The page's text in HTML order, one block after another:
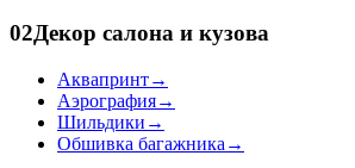
02Декор салона и кузова
Аквапринт→
Аэрография→
Шильдики →
Обшивка багажника →